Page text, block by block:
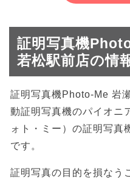
証明写真機
若松駅前店の情
証明写真機Photo-Me 岩
動証明写真機のパイオニ
ォト・ミー）の証明写真
です。
証明写真の目的を損なう